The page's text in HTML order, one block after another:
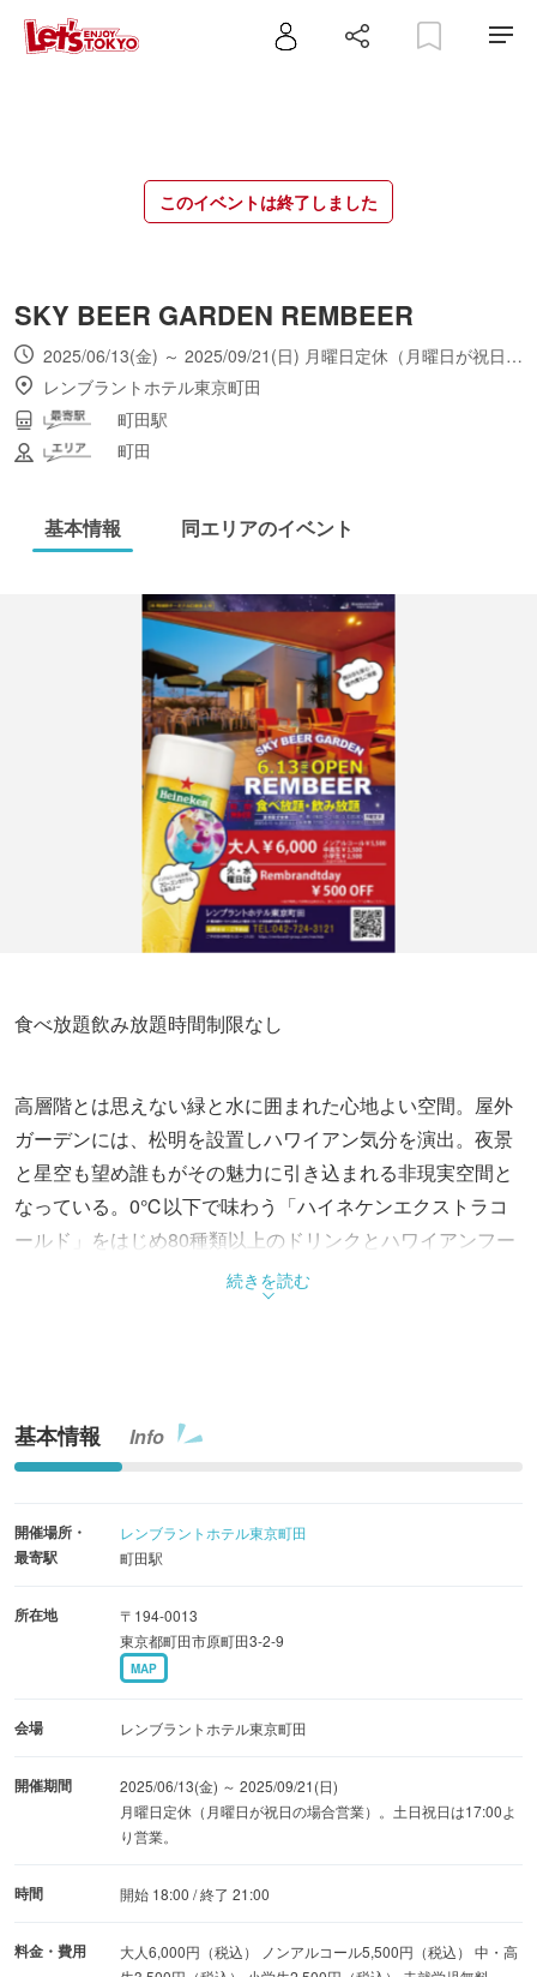
このイベントは終了しました
SKY BEER GARDEN REMBEER
2025/06/13(金) ～ 2025/09/21(日) 月曜日定休（月曜日が祝日の場合営業）。土日祝日は17:00より営業。
レンブラントホテル東京町田
町田駅
町田
基本情報 同エリアのイベント
食べ放題飲み放題時間制限なし
高層階とは思えない緑と水に囲まれた心地よい空間。屋外
ガーデンには、松明を設置しハワイアン気分を演出。夜景
と星空も望め誰もがその魅力に引き込まれる非現実空間と
なっている。0℃以下で味わう「ハイネケンエクストラコ
ールド」をはじめ80種類以上のドリンクとハワイアンフー
ドを食べ放題飲み放題時間制限なし！ 屋内席もあり雨の日
続きを読む
基本情報 Info
開催場所・
最寄駅
レンブラントホテル東京町田
町田駅
所在地
〒194-0013
東京都町田市原町田3-2-9
MAP
会場 レンブラントホテル東京町田
開催期間
2025/06/13(金) ～ 2025/09/21(日)
月曜日定休（月曜日が祝日の場合営業）。土日祝日は17:00よ
り営業。
時間 開始 18:00 / 終了 21:00
料金・費用
大人6,000円（税込） ノンアルコール5,500円（税込） 中・高